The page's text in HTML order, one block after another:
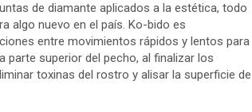
de diamante aplicados a la estética, todo
algo nuevo en el país. Ko-bido es
entre movimientos rápidos y lentos para
superior del pecho, al finalizar los
toxinas del rostro y alisar la superficie de